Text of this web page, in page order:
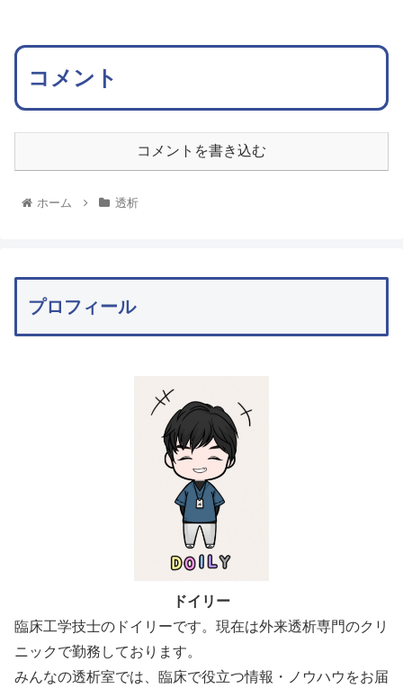
コメント
コメントを書き込む
ホーム 透析
プロフィール
ドイリー
臨床工学技士のドイリーです。現在は外来透析専門のクリ
ニックで勤務しております。
みんなの透析室では、臨床で役立つ情報・ノウハウをお届